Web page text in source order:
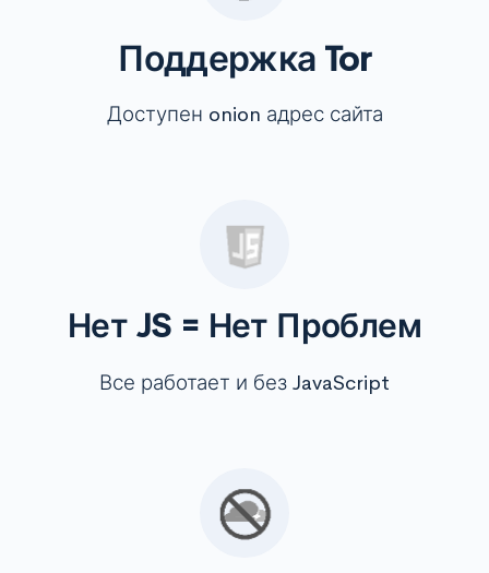
Поддержка Tor
Доступен onion адрес сайта
Нет JS = Нет Проблем
Все работает и без JavaScript